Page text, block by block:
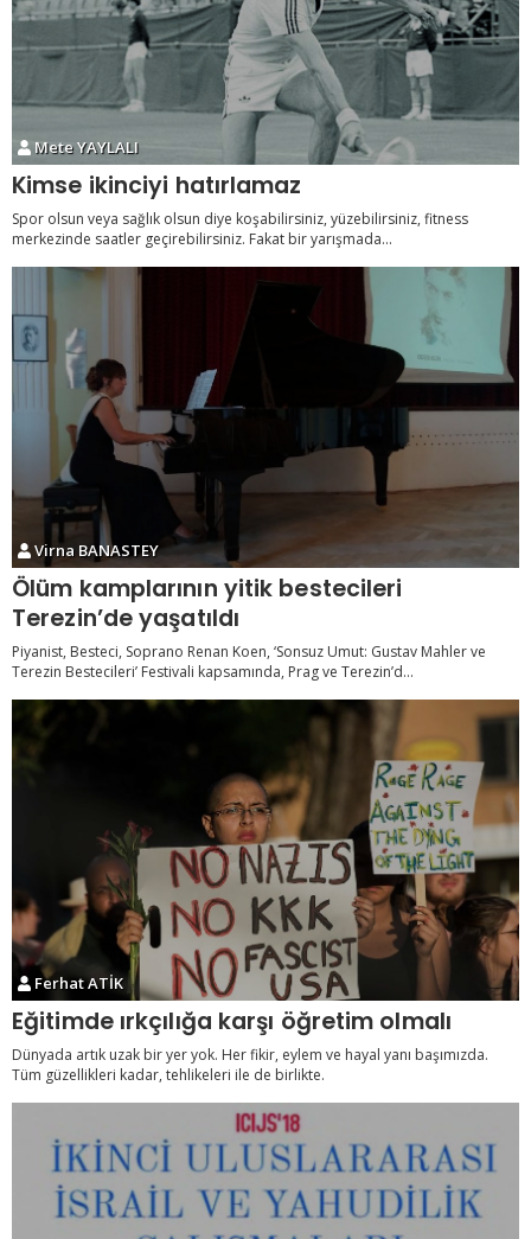
Mete YAYLALI
Kimse ikinciyi hatırlamaz
Spor olsun veya sağlık olsun diye koşabilirsiniz, yüzebilirsiniz, fitness
merkezinde saatler geçirebilirsiniz. Fakat bir yarışmada...
Virna BANASTEY
Ölüm kamplarının yitik bestecileri
Terezin’de yaşatıldı
Piyanist, Besteci, Soprano Renan Koen, ‘Sonsuz Umut: Gustav Mahler ve
Terezin Bestecileri’ Festivali kapsamında, Prag ve Terezin’d...
Ferhat ATİK
Eğitimde ırkçılığa karşı öğretim olmalı
Dünyada artık uzak bir yer yok. Her fikir, eylem ve hayal yanı başımızda.
Tüm güzellikleri kadar, tehlikeleri ile de birlikte.